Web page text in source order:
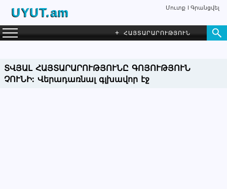
UYUT.am Մուտք Գրանցվել
+ ՀԱՅՏԱՐԱՐՈՒԹՅՈՒՆ
ՏՎՅԱԼ ՀԱՅՏԱՐԱՐՈՒԹՅՈՒՆԸ ԳՈՅՈՒԹՅՈՒՆ
ՉՈՒՆԻ: Վերադառնալ գլխավոր էջ